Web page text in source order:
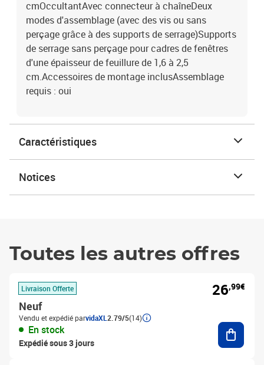
cmOccultantAvec connecteur à chaîneDeux
modes d'assemblage (avec des vis ou sans
perçage grâce à des supports de serrage)Supports
de serrage sans perçage pour cadres de fenêtres
d'une épaisseur de feuillure de 1,6 à 2,5
cm.Accessoires de montage inclusAssemblage
requis : oui
Caractéristiques
Notices
Toutes les autres offres
Livraison Offerte
Neuf
Vendu et expédié parvidaXL 2.79/5(14)
En stock
Expédié sous 3 jours
26,99€